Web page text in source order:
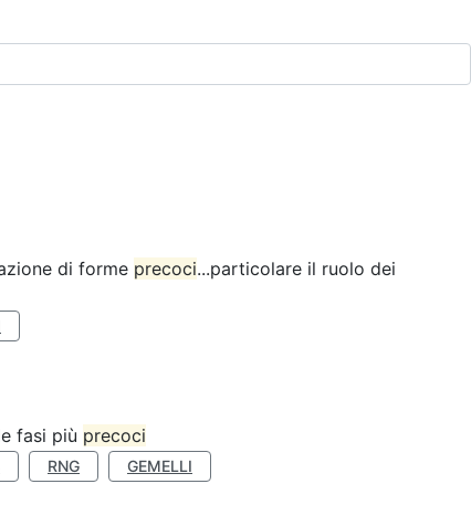
di forme precoci...particolare il ruolo dei
fasi più precoci
RNG GEMELLI